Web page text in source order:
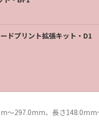
ドプリント拡張キット・D1
～297.0mm、長さ148.0mm